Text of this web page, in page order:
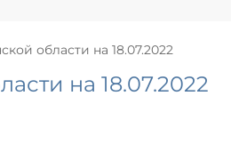
области на 18.07.2022
на 18.07.2022